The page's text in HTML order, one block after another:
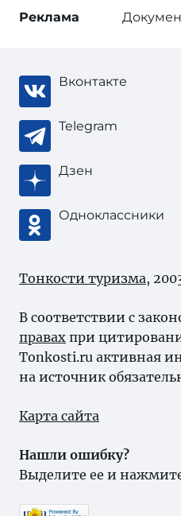
Реклама
Вконтакте
Telegram
Дзен
Одноклассники
Тонкости туризма,
В соответствии с
правах при
Tonkosti.ru активная
на источник
Карта сайта
Нашли ошибку?
Выделите ее и